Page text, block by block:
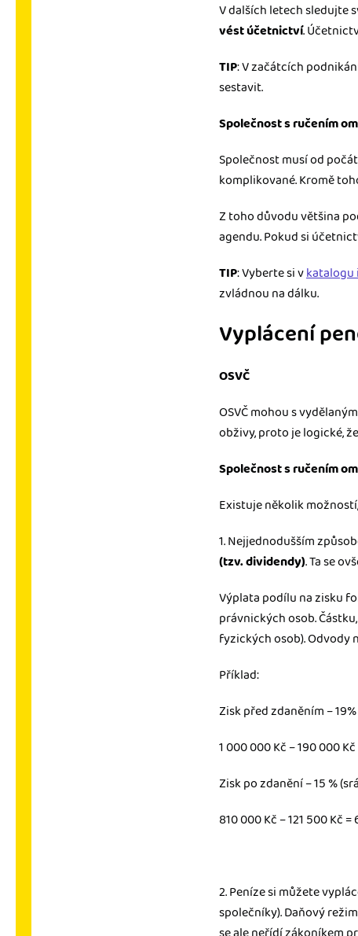
V dalších letech sledujte
vést účetnictví.
TIP: V začátcích
sestavit.
Společnost s ručením
Společnost musí od
komplikované. Kromě
Z toho důvodu většina
agendu. Pokud si
TIP: Vyberte si vkatalogu
zvládnou na dálku.
Vyplácení
OSVČ
OSVČ mohou s
obživy, proto je logické,
Společnost s ručením
Existuje několik
1. Nejjednodušším
(tzv. dividendy). Ta se
Výplata podílu na zisku
právnických osob.
fyzických osob). Odvody
Příklad:
Zisk před zdaněním −
1 000 000 Kč − 190 000
Zisk po zdanění − 15 %
810 000 Kč − 121 500 Kč
2. Peníze si můžete
společníky). Daňový